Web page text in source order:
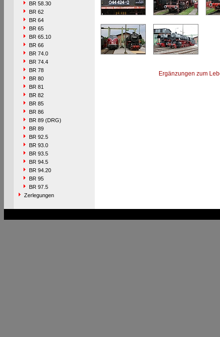
BR 58.30
BR 62
BR 64
BR 65
BR 65.10
BR 66
BR 74.0
BR 74.4
BR 78
BR 80
BR 81
BR 82
BR 85
BR 86
BR 89 (DRG)
BR 89
BR 92.5
BR 93.0
BR 93.5
BR 94.5
BR 94.20
BR 95
BR 97.5
Zerlegungen
Ergänzungen zum